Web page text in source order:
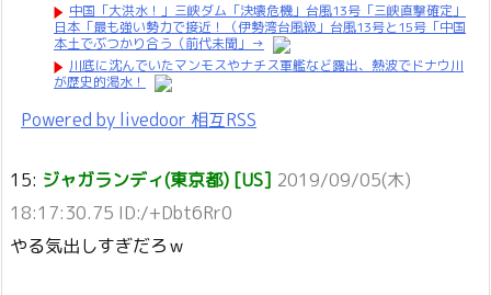
中国「大洪水！」三峡ダム「決壊危機」台風13号「三峡直撃確定」
日本「最も強い勢力で接近！（伊勢湾台風級」台風13号と15号「中国
本土でぶつかり合う（前代未聞」→
川底に沈んでいたマンモスやナチス軍艦など露出、熱波でドナウ川
が歴史的渇水！
Powered by livedoor 相互RSS
15: ジャガランディ(東京都) [US] 2019/09/05(木)
18:17:30.75 ID:/+Dbt6Rr0
やる気出しすぎだろｗ